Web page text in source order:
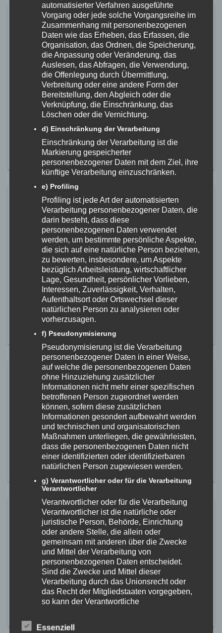
Die neuen Kurse 2026 sind ab
sofort buchbar
9. Dezember 2025
Unsere Angebote im Kurssystem sind fertig und können ab
sofort gebucht werden. Es gibt wieder ein breites Repertoire
an Fitness- und Gesundheitskursen. Start ist im Januar 2026.
Wir hoffen, es ist für jeden von euch etwas dabei.
Kickboxaerobic Montags 17:45 – 18:45 Uhr https://www.fzs-
goege.de/thema/kickbox-aerobic/ StrongNation Dienstags
goege.de/thema/strong_nation/ Zumba Fitness
Donnerstags 18:45 […]
MEHR ERFAHREN
Ab sofort kann man sich wieder
für unsere Fitnesskurse
anmelden
28. Juli 2025
Jetzt heißt es schnell sein. Unser Anmeldeportal für die
neuen Kurse ist ab sofort offen. Alle Kurse beginnen nach
den Sommerferien. Wir haben wieder ein breites Angebot für
euch und hoffen, für jeden Geschmack ist etwas dabei!
Kursangebot Wochentag und Uhrzeit weitere Infos und
Anmeldung Kickboxaerobic montags, 17:45 – 18:45 Uhr >>
Kickbox-Aerobic StrongNation® dienstags, […]
MEHR ERFAHREN
Aktion Scheine für Vereine 2025
17. Mai 2025
Scheine für Vereine kommt zurück! Der Countdown läuft: Ab
dem 19.05.2025 bitte wieder fleißig Vereinsscheine bei Rewe
sammeln und unserem Verein zuordnen. Dann dürfen wir uns
wieder neue Materialien für unsere Turnstunden aussuchen.
DANKE! >Hier könnt ihr direkt eure gesammelten
Vereinsscheine für uns registrieren
MEHR ERFAHREN
Mit Schwung ins neue Jahr – jetzt
bei unseren Fitness- und
Gesundheitskursen einsteigen
19. Dezember 2024
Ab sofort ist die Anmeldung für unsere neuen Kurse im
Frühjahr 2025 online. Also schnell anmelden, ihr wisst ja,
unsere Kurse sind schnell ausgebucht. >> Hier geht es zur
Kursauswahl
automatisierter Verfahren ausgeführte
Vorgang oder jede solche Vorgangsreihe im
Zusammenhang mit personenbezogenen
Daten wie das Erheben, das Erfassen, die
Organisation, das Ordnen, die Speicherung,
die Anpassung oder Veränderung, das
Auslesen, das Abfragen, die Verwendung,
die Offenlegung durch Übermittlung,
Verbreitung oder eine andere Form der
Bereitstellung, den Abgleich oder die
Verknüpfung, die Einschränkung, das
Löschen oder die Vernichtung.
d) Einschränkung der Verarbeitung
Einschränkung der Verarbeitung ist die
Markierung gespeicherter
personenbezogener Daten mit dem Ziel, ihre
künftige Verarbeitung einzuschränken.
e) Profiling
Profiling ist jede Art der automatisierten
Verarbeitung personenbezogener Daten, die
darin besteht, dass diese
personenbezogenen Daten verwendet
werden, um bestimmte persönliche Aspekte,
die sich auf eine natürliche Person beziehen,
zu bewerten, insbesondere, um Aspekte
bezüglich Arbeitsleistung, wirtschaftlicher
Lage, Gesundheit, persönlicher Vorlieben,
Interessen, Zuverlässigkeit, Verhalten,
Aufenthaltsort oder Ortswechsel dieser
natürlichen Person zu analysieren oder
vorherzusagen.
f) Pseudonymisierung
Pseudonymisierung ist die Verarbeitung
personenbezogener Daten in einer Weise,
auf welche die personenbezogenen Daten
ohne Hinzuziehung zusätzlicher
Informationen nicht mehr einer spezifischen
betroffenen Person zugeordnet werden
können, sofern diese zusätzlichen
Informationen gesondert aufbewahrt werden
und technischen und organisatorischen
Maßnahmen unterliegen, die gewährleisten,
dass die personenbezogenen Daten nicht
einer identifizierten oder identifizierbaren
natürlichen Person zugewiesen werden.
g) Verantwortlicher oder für die Verarbeitung
Verantwortlicher
Verantwortlicher oder für die Verarbeitung
Verantwortlicher ist die natürliche oder
juristische Person, Behörde, Einrichtung
oder andere Stelle, die allein oder
gemeinsam mit anderen über die Zwecke
und Mittel der Verarbeitung von
personenbezogenen Daten entscheidet.
Sind die Zwecke und Mittel dieser
Verarbeitung durch das Unionsrecht oder
das Recht der Mitgliedstaaten vorgegeben,
so kann der Verantwortliche
Unionsrecht oder dem Recht der
Essenziell